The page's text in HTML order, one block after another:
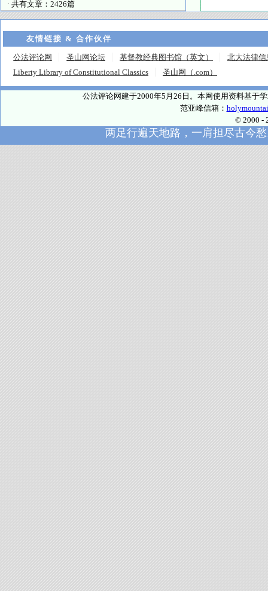
· 共有文章：2426篇
友情链接 & 合作伙伴
公法评论网 圣山网论坛 基督教经典图书馆（英文）
北大法律信
Liberty Library of Constitutional Classics
圣山网（.com）
公法评论网建于2000年5月26日。本网使用资料基于
范亚峰信箱：
© 2000 -
两足行遍天地路，一肩担尽古今